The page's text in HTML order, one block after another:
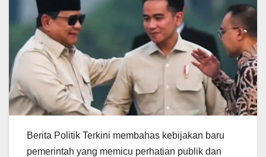
Berita Politik Terkini membahas kebijakan baru
pemerintah yang memicu perhatian publik dan